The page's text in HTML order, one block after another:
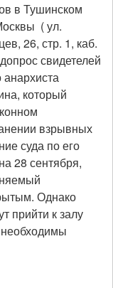
в Тушинском
( ул.
26, стр. 1, каб.
свидетелей
анархиста
который
взрывных
суда по его
28 сентября,
Однако
прийти к залу